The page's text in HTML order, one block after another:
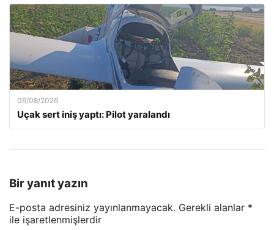
06/08/2026
Uçak sert iniş yaptı: Pilot yaralandı
Bir yanıt yazın
E-posta adresiniz yayınlanmayacak. Gerekli alanlar *
ile işaretlenmişlerdir